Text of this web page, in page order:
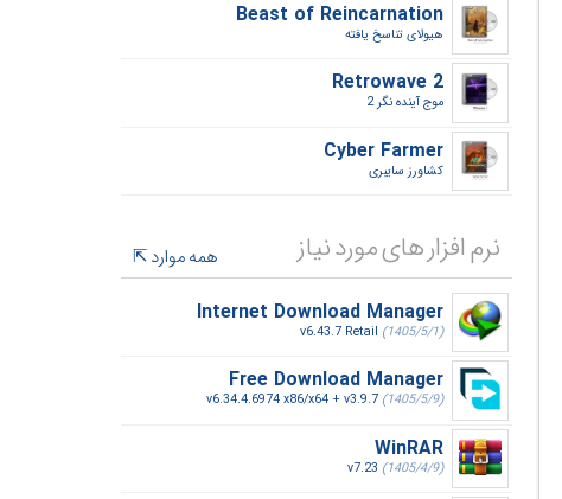
Beast of Reincarnation
هیولای تناسخ یافته‎
Retrowave 2
موج آینده نگر 2‎
Cyber Farmer
کشاورز سایبری‎
نرم افزار های مورد نیاز
همه موارد
Internet Download Manager
v6.43.7 Retail (1405/5/1)
Free Download Manager
v6.34.4.6974 x86/x64 + v3.9.7 (1405/5/9)
WinRAR
v7.23 (1405/4/9)